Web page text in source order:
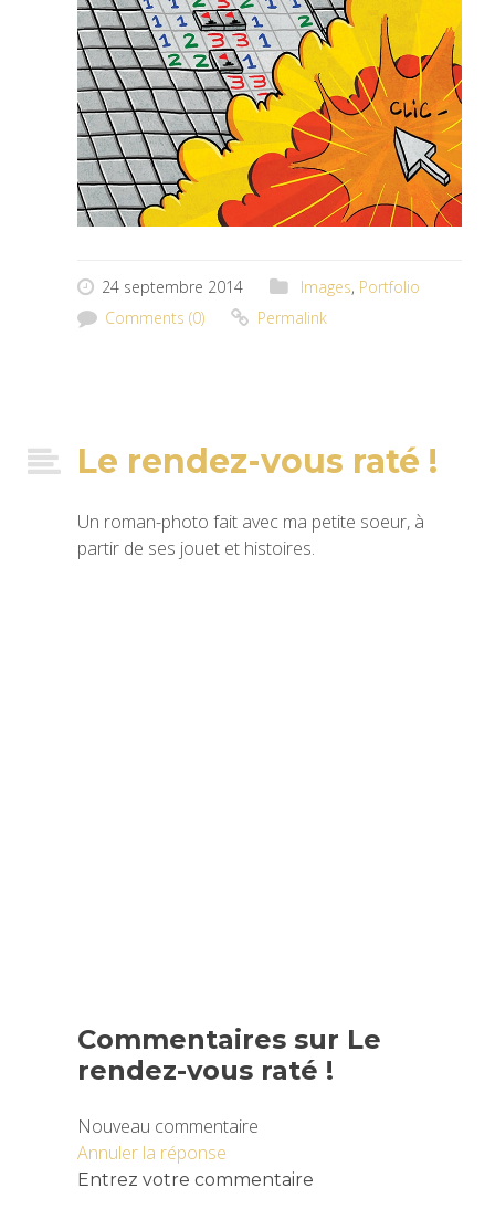
24 septembre 2014 Images, Portfolio
Comments (0)
Permalink
Le rendez-vous raté !
Un roman-photo fait avec ma petite soeur, à
partir de ses jouet et histoires.
Commentaires sur Le
rendez-vous raté !
Nouveau commentaire
Annuler la réponse
Entrez votre commentaire